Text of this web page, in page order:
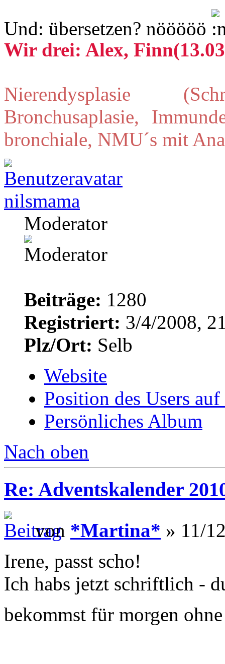
Und: übersetzen? nööööö
Wir drei: Alex,
Nierendysplasie
Bronchusaplasie,
bronchiale, NMU´s mit
nilsmama
Moderator
Beiträge: 1280
Registriert: 3/4/2008,
Plz/Ort: Selb
Website
Position des Users
Persönliches Album
Nach oben
Re: Adventskalender
von *Martina* » 11/
Irene, passt scho!
Ich habs jetzt schriftlich -
bekommst für morgen